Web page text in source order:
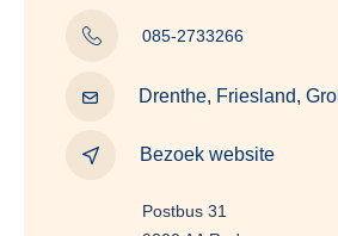
085-2733266
Drenthe, Friesland,
Bezoek website
Postbus 31